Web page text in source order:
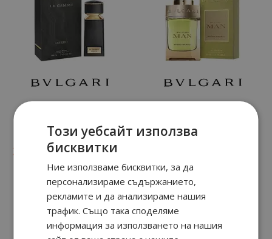
235. € / 461.38лв.
Този уебсайт използва
бисквитки
Ние използваме бисквитки, за да
персонализираме съдържанието,
рекламите и да анализираме нашия
трафик. Също така споделяме
информация за използването на нашия